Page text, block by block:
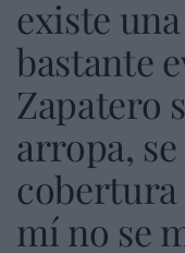
existe
bastante
Zapatero
arropa,
cobertura
mí no se